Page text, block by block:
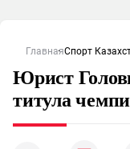
ГлавнаяСпорт
Юрист
титула